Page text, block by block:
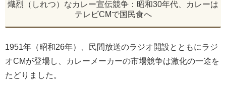
熾烈（しれつ）なカレー宣伝競争：昭和30年代、カレーは
テレビCMで国民食へ
1951年（昭和26年）、民間放送のラジオ開設とともにラジ
オCMが登場し、カレーメーカーの市場競争は激化の一途を
たどりました。